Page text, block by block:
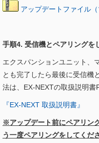
アップデートファイル
手順4. 受信機とペアリングを
エクスパンションユニット、
とも完了したら最後に受信機
法は、EX-NEXTの取扱説明書
『EX-NEXT 取扱説明書』
※アップデート前にペアリン
う一度ペアリングをしてくだ